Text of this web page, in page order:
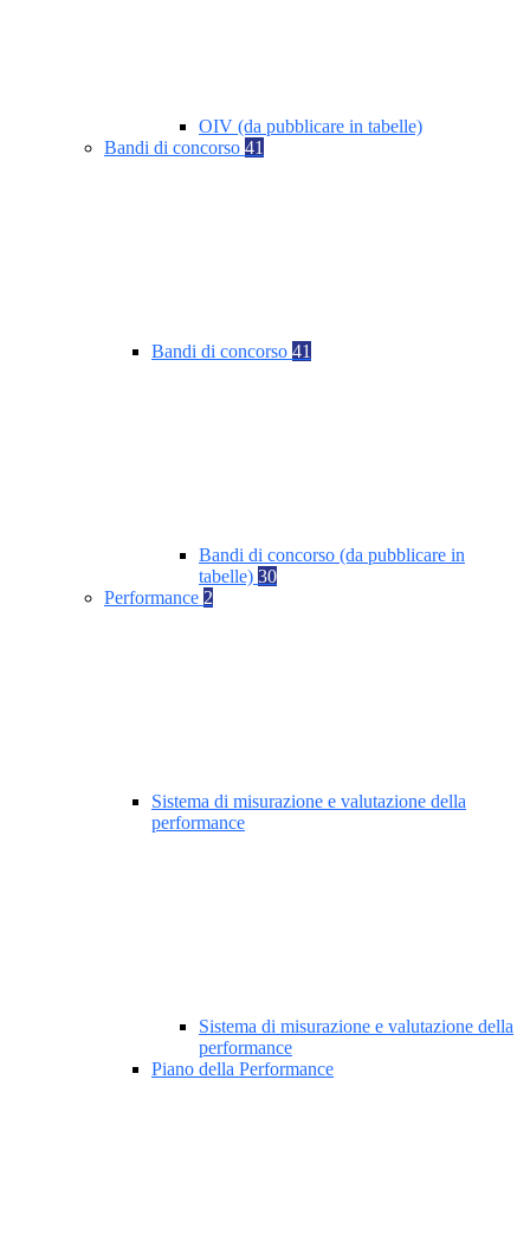
OIV (da pubblicare in tabelle)
Bandi di concorso 41
Bandi di concorso 41
Bandi di concorso (da pubblicare in
tabelle) 30
Performance 2
Sistema di misurazione e valutazione della
performance
Sistema di misurazione e valutazione della
performance
Piano della Performance